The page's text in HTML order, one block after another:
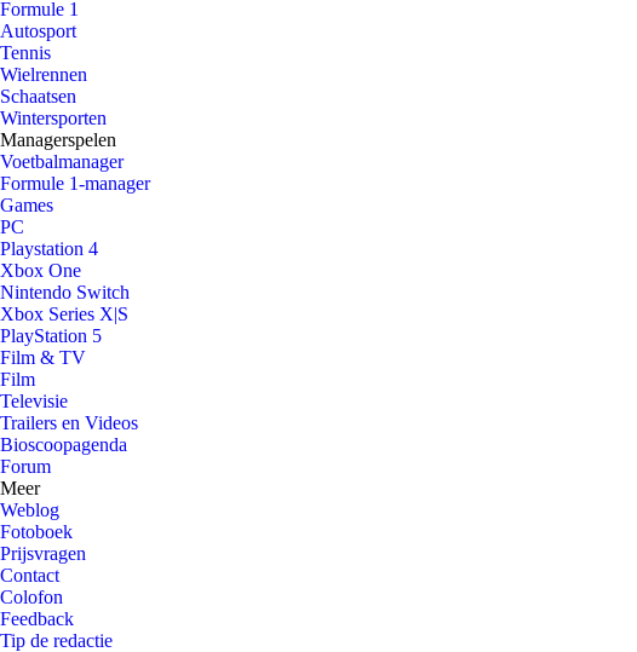
Formule 1
Autosport
Tennis
Wielrennen
Schaatsen
Wintersporten
Managerspelen
Voetbalmanager
Formule 1-manager
Games
PC
Playstation 4
Xbox One
Nintendo Switch
Xbox Series X|S
PlayStation 5
Film & TV
Film
Televisie
Trailers en Videos
Bioscoopagenda
Forum
Meer
Weblog
Fotoboek
Prijsvragen
Contact
Colofon
Feedback
Tip de redactie